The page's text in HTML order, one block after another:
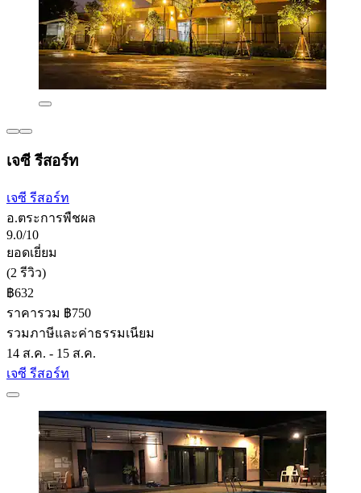
เจซี รีสอร์ท
เจซี รีสอร์ท
อ.ตระการพืชผล
9.0/10
ยอดเยี่ยม
(2 รีวิว)
฿632
ราคารวม ฿750
รวมภาษีและค่าธรรมเนียม
14 ส.ค. - 15 ส.ค.
เจซี รีสอร์ท